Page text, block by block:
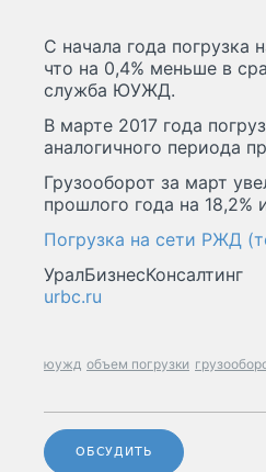
С начала года погрузка
что на 0,4% меньше в
служба ЮУЖД.
В марте 2017 года
аналогичного периода
Грузооборот за март
прошлого года на
Погрузка на сети РЖД
УралБизнесКонсалтинг
urbc.ru
юужд объем погрузки
ОБСУДИТЬ